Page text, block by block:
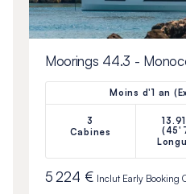
Moorings 44.3 -
Moins d'1 an
3
Cabines
5 224 € Inclut Early Booking